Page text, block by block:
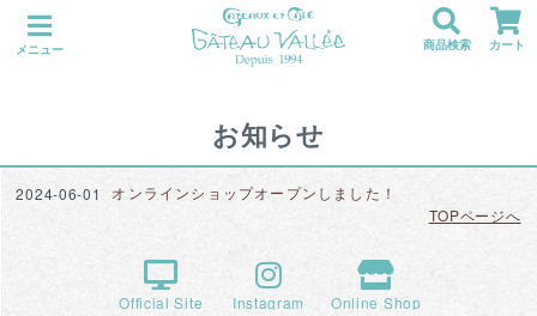
メニュー 商品検索 カート
お知らせ
2024-06-01
オンラインショップオープンしました！
TOPページへ
Official Site Instagram Online Shop